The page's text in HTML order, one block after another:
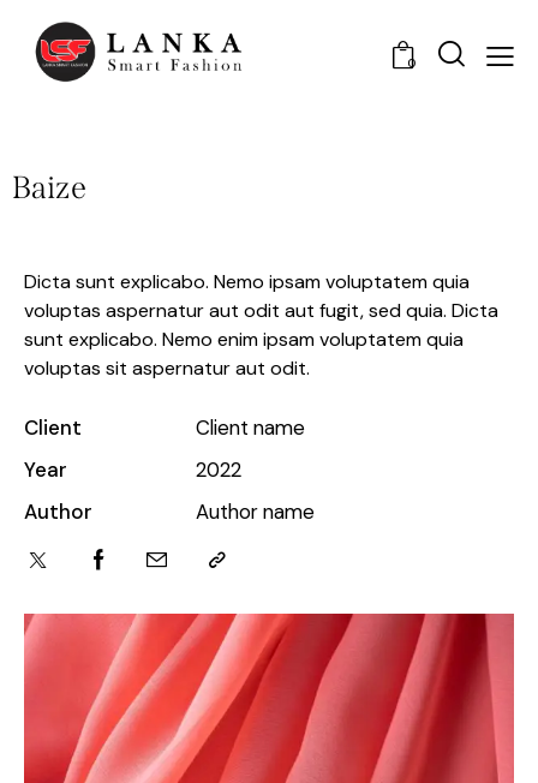
0
Baize
Dicta sunt explicabo. Nemo ipsam voluptatem quia
voluptas aspernatur aut odit aut fugit, sed quia. Dicta
sunt explicabo. Nemo enim ipsam voluptatem quia
voluptas sit aspernatur aut odit.
Client
Client name
Year
2022
Author
Author name